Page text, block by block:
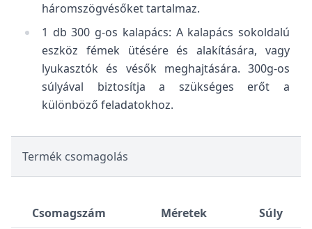
háromszögvésőket tartalmaz.
1 db 300 g-os kalapács: A kalapács sokoldalú
eszköz fémek ütésére és alakítására, vagy
lyukasztók és vésők meghajtására. 300g-os
súlyával biztosítja a szükséges erőt a
különböző feladatokhoz.
Termék csomagolás
Csomagszám Méretek
Súly